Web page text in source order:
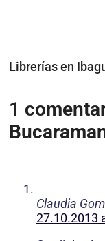
Librerías en
1
Claudia
27.10.2013